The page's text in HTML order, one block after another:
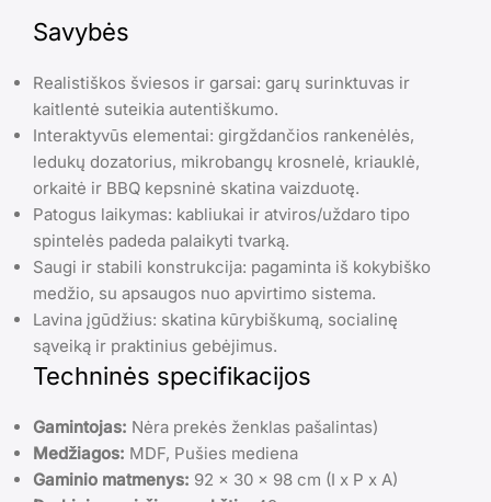
Savybės
Realistiškos šviesos ir garsai: garų surinktuvas ir
kaitlentė suteikia autentiškumo.
Interaktyvūs elementai: girgždančios rankenėlės,
ledukų dozatorius, mikrobangų krosnelė, kriauklė,
orkaitė ir BBQ kepsninė skatina vaizduotę.
Patogus laikymas: kabliukai ir atviros/uždaro tipo
spintelės padeda palaikyti tvarką.
Saugi ir stabili konstrukcija: pagaminta iš kokybiško
medžio, su apsaugos nuo apvirtimo sistema.
Lavina įgūdžius: skatina kūrybiškumą, socialinę
sąveiką ir praktinius gebėjimus.
Techninės specifikacijos
Gamintojas: Nėra prekės ženklas pašalintas)
Medžiagos: MDF, Pušies mediena
Gaminio matmenys: 92 x 30 x 98 cm (I x P x A)